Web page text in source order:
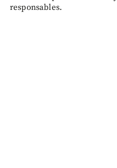
responsables.